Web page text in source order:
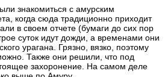
знакомиться с амурским
когда сюда традиционно приходит
в своем отчете (бумаги до сих пор
суток идут дожди, а временами они
урагана. Грязно, вязко, поэтому
Также они решили, что под
захоронение. На самом деле